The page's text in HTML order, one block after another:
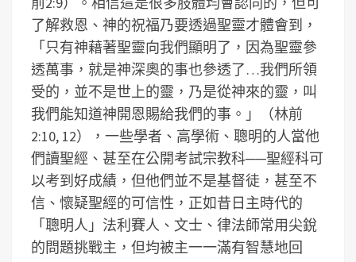
了解救恩、神的祝福乃要透過聖靈才體會到，
「只有神藉著聖靈向我們顯明了，因為聖靈參
透萬事，就是神深奧的事也參透了…我們所領
受的，並不是世上的靈，乃是從神來的靈，叫
我們能知道神開恩賜給我們的事。」（林前
2:10, 12），一些學者、高學術、聰明的人當他
們讀聖經、甚至在公開考試宗教科──聖經科可
以考到好成績，但他們並不是基督徒，甚至不
信、懷疑聖經的可信性，正如昔日主時代的
「聰明人」法利賽人、文士、律法師常用尖銳
的問題挑戰主，但均被主一一滿有智慧地回